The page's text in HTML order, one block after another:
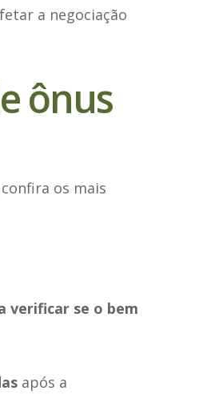
a negociação
ônus
os mais
verificar se o bem
após a